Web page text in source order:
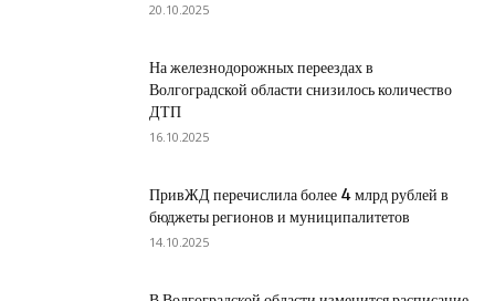
20.10.2025
На железнодорожных переездах в
Волгоградской области снизилось количество
ДТП
16.10.2025
ПривЖД перечислила более 4 млрд рублей в
бюджеты регионов и муниципалитетов
14.10.2025